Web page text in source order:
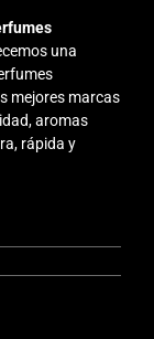
una
mejores marcas
aromas
rápida y